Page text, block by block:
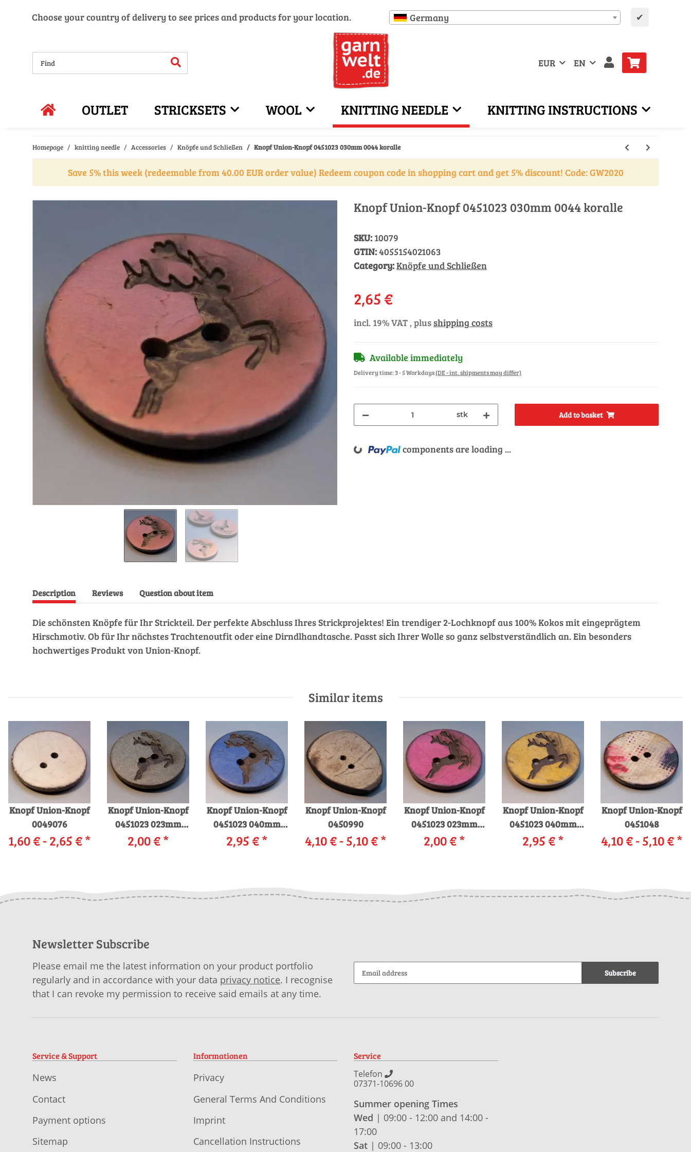
Choose your country of delivery to see prices and products for your location. Germany ✔
EUR EN
OUTLET STRICKSETS WOOL KNITTING NEEDLE KNITTING INSTRUCTIONS
Homepage knitting needle Accessories Knöpfe und Schließen Knopf Union-Knopf 0451023 030mm 0044 koralle
Save 5% this week (redeemable from 40.00 EUR order value) Redeem coupon code in shopping cart and get 5% discount! Code: GW2020
Knopf Union-Knopf 0451023 030mm 0044 koralle
SKU: 10079
GTIN:4055154021063
Category:Knöpfe und Schließen
2,65 €
incl. 19% VAT , plusshipping costs
Available immediately
Delivery time:3 - 5 Workdays(DE - int. shipments may differ)
stk Add to basket
Loading... components are loading ...
Description Reviews Question about item
Die schönsten Knöpfe für Ihr Strickteil. Der perfekte Abschluss Ihres Strickprojektes! Ein trendiger 2-Lochknopf aus 100% Kokos mit eingeprägtem
Hirschmotiv. Ob für Ihr nächstes Trachtenoutfit oder eine Dirndlhandtasche. Passt sich Ihrer Wolle so ganz selbstverständlich an. Ein besonders
hochwertiges Produkt von Union-Knopf.
Similar items
Knopf Union-Knopf
0049076
1,60 € -2,65 €*
Knopf Union-Knopf
0451023 023mm
0076 grau
2,00 €*
Knopf Union-Knopf
0451023 040mm
0066 blau
2,95 €*
Knopf Union-Knopf
0450990
4,10 € -5,10 €*
Knopf Union-Knopf
0451023 023mm
0052 pink
2,00 €*
Knopf Union-Knopf
0451023 040mm
0040 gelb
2,95 €*
Knopf Union-Knopf
0451048
4,10 € -5,10 €*
Newsletter Subscribe
Please email me the latest information on your product portfolio
regularly and in accordance with your data privacy notice. I recognise
that I can revoke my permission to receive said emails at any time.
Subscribe
Service & Support
News
Contact
Payment options
Sitemap
Informationen
Privacy
General Terms And Conditions
Imprint
Cancellation Instructions
Service
Telefon
07371-10696 00
Summer opening Times
Wed | 09:00 - 12:00 and 14:00 -
17:00
Sat | 09:00 - 13:00